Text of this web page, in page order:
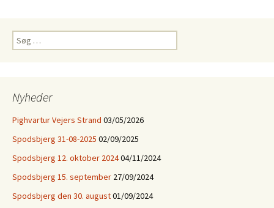
Søg
efter:
Nyheder
Pighvartur Vejers Strand 03/05/2026
Spodsbjerg 31-08-2025 02/09/2025
Spodsbjerg 12. oktober 202404/11/2024
Spodsbjerg 15. september 27/09/2024
Spodsbjerg den 30. august01/09/2024